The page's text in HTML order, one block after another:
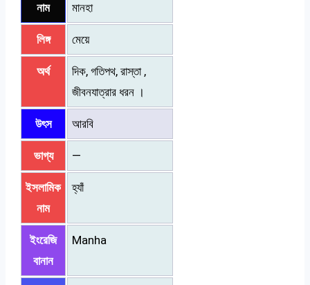
নাম মানহা
লিঙ্গ মেয়ে
অর্থ
দিক, গতিপথ, রাস্তা ,
জীবনযাত্রার ধরন ।
উৎস আরবি
ভাগ্য —
ইসলামিক
নাম
হ্যাঁ
ইংরেজি
বানান
Manha